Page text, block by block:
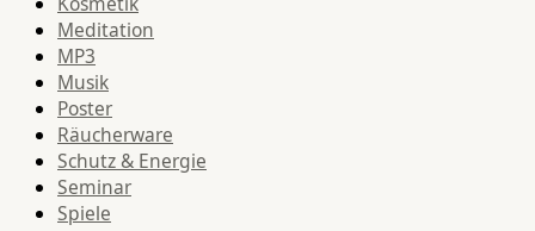
Meditation
MP3
Musik
Poster
Räucherware
Schutz & Energie
Seminar
Spiele